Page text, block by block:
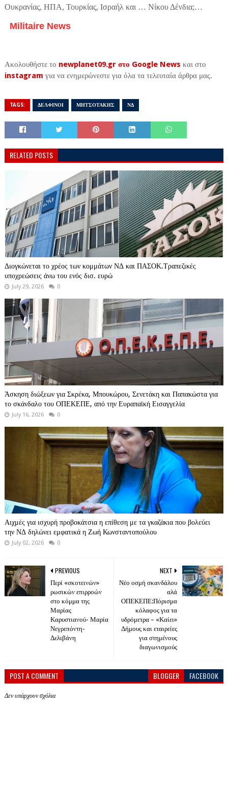
Ουκρανίας, ΗΠΑ, Τουρκίας, Ισραήλ και … Νίκου Δένδια;…
Militaire News
Ακολουθήστε το newplanet09.gr στο Google News και στο
instagram για να ενημερώνεστε για όλα τα τελευταία άρθρα μας.
TAGS: ΔΕΛΦΙΝΟΙ ΜΗΤΣΟΤΑΚΗΣ ΝΔ
RELATED POSTS
Διογκώνεται το χρέος των κομμάτων ΝΔ και ΠΑΣΟΚ.Τραπεζικές
υποχρεώσεις άνω του ενός δισ. ευρώ
July 29, 2026 0
Άσκηση διώξεων για Σκρέκα, Μπουκώρου, Σενετάκη και Παπακώστα για
το σκάνδαλο του ΟΠΕΚΕΠΕ, από την Ευραπαϊκή Εισαγγελία
July 16, 2026 0
Αιχμές για ισχυρή προβοκάτσια η επίθεση με τα γκαζάκια που βολεύει
την ΝΔ δηλώνει εμφατικά η Ζωή Κωνσταντοπούλου
July 02, 2026 0
NEXT
Νέο οσμή σκανδάλου
αλά
ΟΠΕΚΕΠΕ:Πόρισμα
κόλαφος για τα
υδρόμετρα – «Καίει»
Δήμους και εταιρείες
για στημένους
διαγωνισμούς
PREVIOUS
Περί «σκοτεινών»
ρωσικών επιρροών
στο κόμμα της
Μαρίας
Καρυστιανού- Μαρία
Νεγρεπόντη-
Δελιβάνη
POST A COMMENT BLOGGER FACEBOOK
Δεν υπάρχουν σχόλια